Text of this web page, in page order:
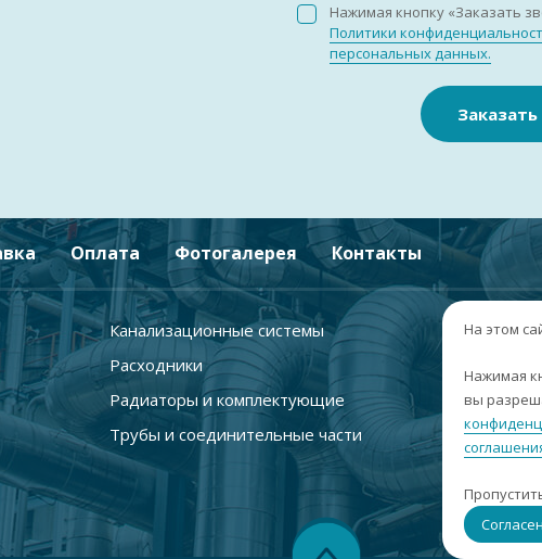
Нажимая кнопку «Заказать
Политики
персональных данных.
Оплата Фотогалерея Контакты
Канализационные системы
Расходники
Радиаторы и комплектующие
Трубы и соединительные части
На этом
Нажимая
вы
Согласен